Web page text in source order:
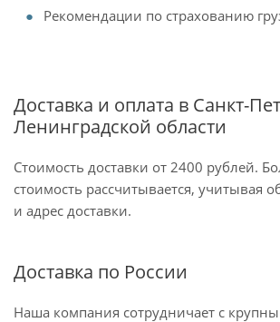
Рекомендации по страхованию
Доставка и оплата в Санкт-
Ленинградской области
Стоимость доставки от 2400 рублей.
стоимость рассчитывается, учитывая
и адрес доставки.
Доставка по России
Наша компания сотрудничает с